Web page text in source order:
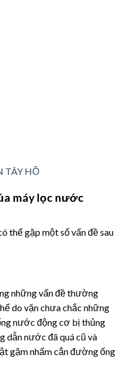
TÂY HỒ
máy lọc nước
thể gặp một số vấn đề sau
những vấn đề thường
do vặn chưa chắc những
nước động cơ bị thủng
dẫn nước đã quá cũ và
gặm nhấm cắn đường ống